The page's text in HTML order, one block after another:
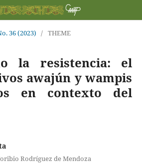
36 (2023) / THEME
la resistencia: el
awajún y wampis
en contexto del
Rodríguez de Mendoza